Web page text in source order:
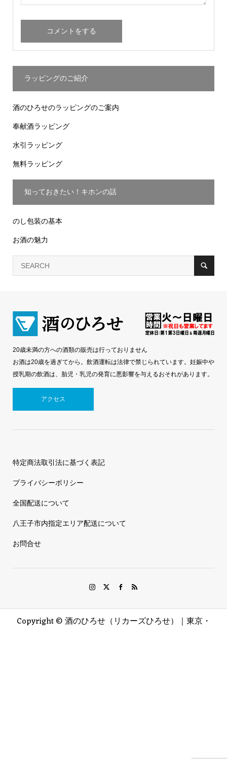
ラッピングのご紹介
酒のひろせのラッピングのご案内
奉献酒ラッピング
水引ラッピング
無料ラッピング
知っておきたい！キホンの話
のし包装の基本
お酒の魅力
20歳未満の方への酒類の販売は行っておりません
お酒は20歳を過ぎてから。飲酒運転は法律で禁じられています。妊娠中や
授乳期の飲酒は、胎児・乳児の発育に悪影響を与えるおそれがあります。
アクセス
特定商法取引法に基づく表記
プライバシーポリシー
全国配送について
八王子市内指定エリア配送について
お問合せ
Copyright ©酒のひろせ（リカーズひろせ）｜東京・